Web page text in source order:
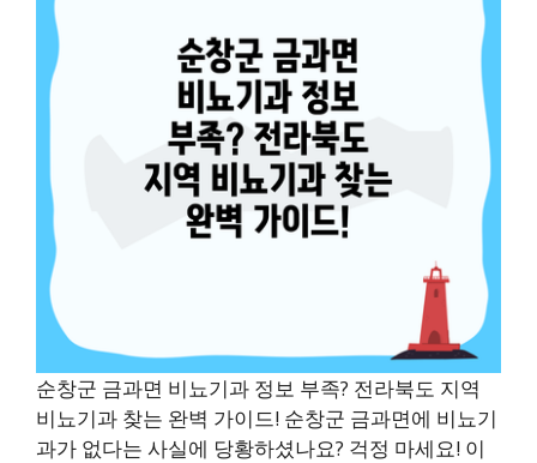
순창군 금과면 비뇨기과 정보 부족? 전라북도 지역
비뇨기과 찾는 완벽 가이드! 순창군 금과면에 비뇨기
과가 없다는 사실에 당황하셨나요? 걱정 마세요! 이